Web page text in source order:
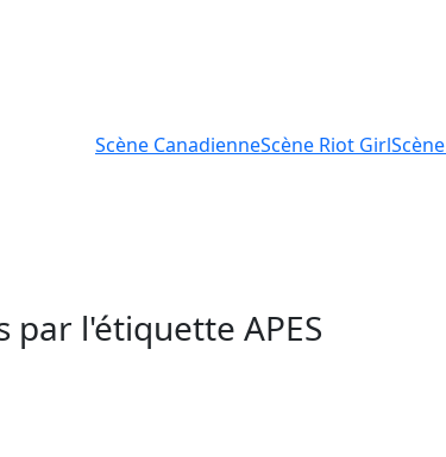
Scène CanadienneScène Riot GirlScène
par l'étiquette APES